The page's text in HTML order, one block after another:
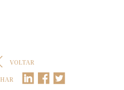
VOLTAR